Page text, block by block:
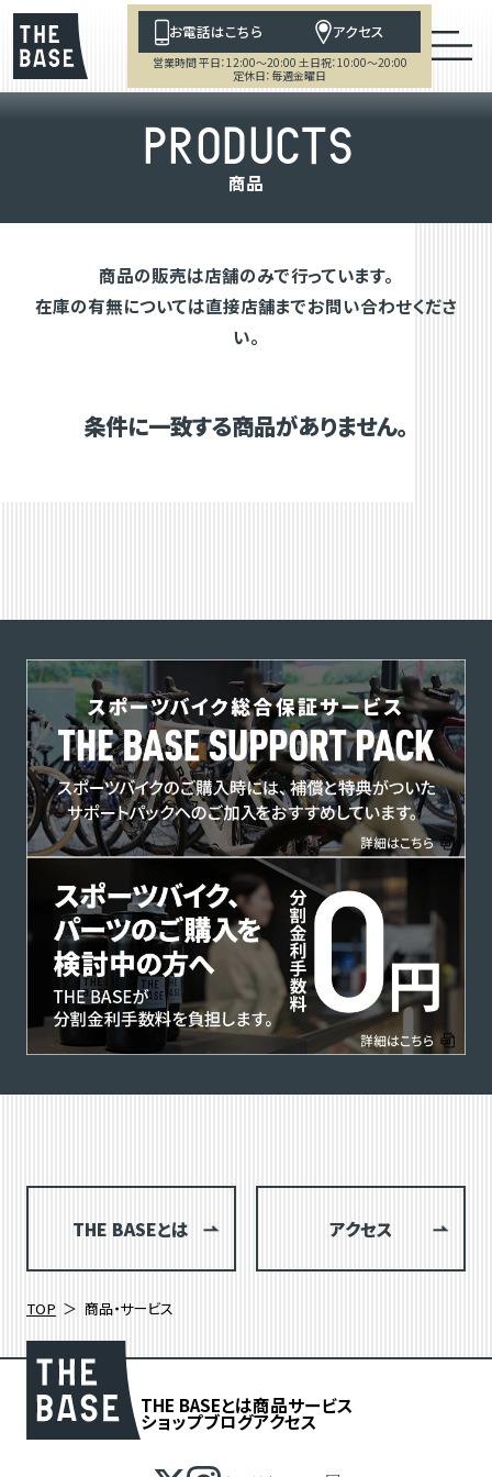
お電話はこちら アクセス
営業時間 平日：12:00～20:00 土日祝：10:00～20:00
定休日：毎週金曜日
PRODUCTS
商品
商品の販売は店舗のみで行っています。
在庫の有無については直接店舗までお問い合わせくださ
い。
条件に一致する商品がありません。
THE BASEとは アクセス
TOP 商品・サービス
THE BASEとは商品サービス
ショップブログアクセス